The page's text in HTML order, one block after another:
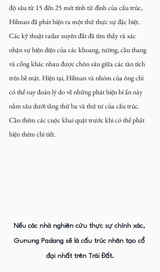
độ sâu từ 15 đến 25 mét tính từ đỉnh của cấu trúc,
Hilman đã phát hiện ra một thứ thực sự đặc biệt.
Các kỹ thuật radar xuyên đất đã tìm thấy và xác
nhận sự hiện diện của các khoang, tường, cầu thang
và cổng khác nhau được chôn sâu giữa các tàn tích
trên bề mặt. Hiện tại, Hilman và nhóm của ông chỉ
có thể suy đoán lý do về những phát hiện bí ẩn này
nằm sâu dưới tầng thứ ba và thứ tư của cấu trúc.
Cần thêm các cuộc khai quật trước khi có thể phát
hiện thêm chi tiết.
Nếu các nhà nghiên cứu thực sự chính xác,
Gunung Padang sẽ là cấu trúc nhân tạo cổ
đại nhất trên Trái Đất.